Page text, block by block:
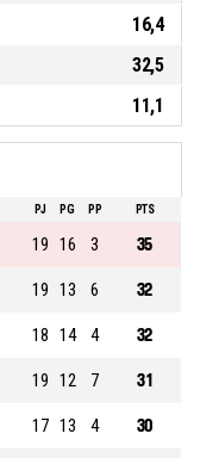
16,4
32,5
11,1
PJ PG PP PTS
19 16 3 35
19 13 6 32
18 14 4 32
19 12 7 31
17 13 4 30